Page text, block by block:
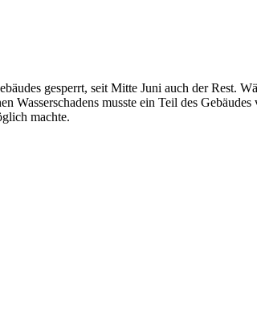
gesperrt, seit Mitte Juni auch der Rest.
Wasserschadens musste ein Teil des
machte.